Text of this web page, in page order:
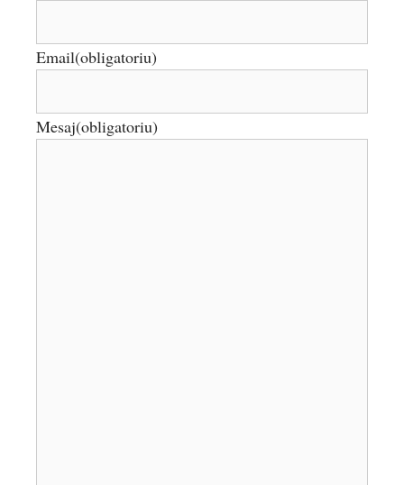
Email(obligatoriu)
Mesaj(obligatoriu)